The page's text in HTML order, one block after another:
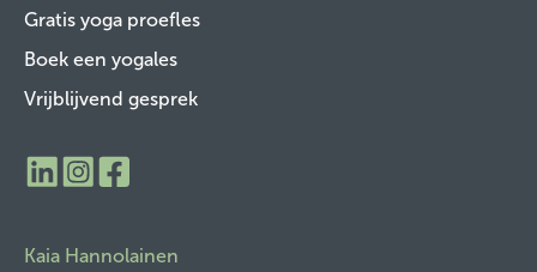
​Kaia Hannolainen
Gratis yoga proefles
Boek een yogales
Vrijblijvend gesprek